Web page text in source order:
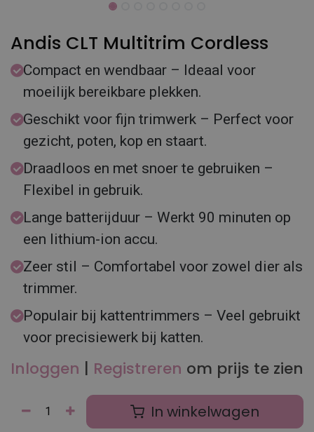
Andis CLT Multitrim Cordless
Compact en wendbaar – Ideaal voor
moeilijk bereikbare plekken.
Geschikt voor fijn trimwerk – Perfect voor
gezicht, poten, kop en staart.
Draadloos en met snoer te gebruiken –
Flexibel in gebruik.
Lange batterijduur – Werkt 90 minuten op
een lithium-ion accu.
Zeer stil – Comfortabel voor zowel dier als
trimmer.
Populair bij kattentrimmers – Veel gebruikt
voor precisiewerk bij katten.
Inloggen | Registreren om prijs te zien
In winkelwagen